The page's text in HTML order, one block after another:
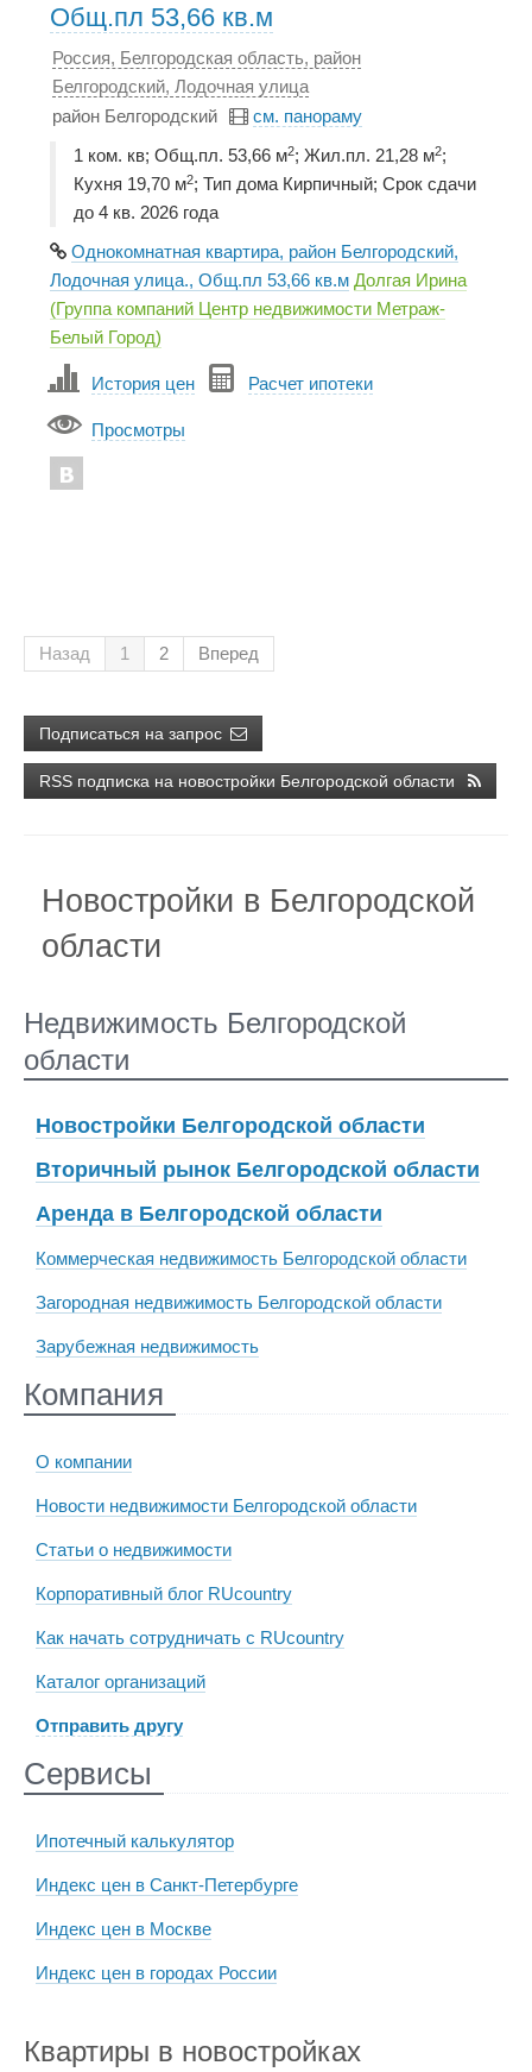
Общ.пл 53,66 кв.м
Россия, Белгородская область, район
Белгородский, Лодочная улица
район Белгородский
см. панораму
1 ком. кв; Общ.пл. 53,66 м2; Жил.пл. 21,28 м2;
Кухня 19,70 м2; Тип дома Кирпичный; Срок сдачи
до 4 кв. 2026 года
Однокомнатная квартира, район Белгородский,
Лодочная улица., Общ.пл 53,66 кв.м Долгая Ирина
(Группа компаний Центр недвижимости Метраж-
Белый Город)
История цен Расчет ипотеки
Просмотры
Назад 1 2 Вперед
Подписаться на запрос
RSS подписка на новостройки Белгородской области
Новостройки в Белгородской
области
Недвижимость Белгородской
области
Новостройки Белгородской области
Вторичный рынок Белгородской области
Аренда в Белгородской области
Коммерческая недвижимость Белгородской области
Загородная недвижимость Белгородской области
Зарубежная недвижимость
Компания
О компании
Новости недвижимости Белгородской области
Статьи о недвижимости
Корпоративный блог RUcountry
Как начать сотрудничать с RUcountry
Каталог организаций
Отправить другу
Сервисы
Ипотечный калькулятор
Индекс цен в Санкт-Петербурге
Индекс цен в Москве
Индекс цен в городах России
Квартиры в новостройках